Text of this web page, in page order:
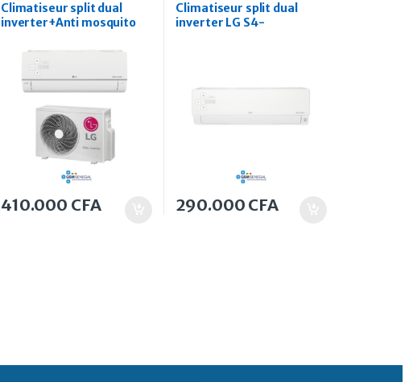
Climatiseur split dual
inverter+Anti mosquito
410.000 CFA
Climatiseur split dual
inverter LG S4-
290.000 CFA